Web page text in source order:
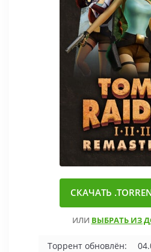
СКАЧАТЬ
ИЛИ ВЫБРАТЬ ИЗ
Торрент обновлён: